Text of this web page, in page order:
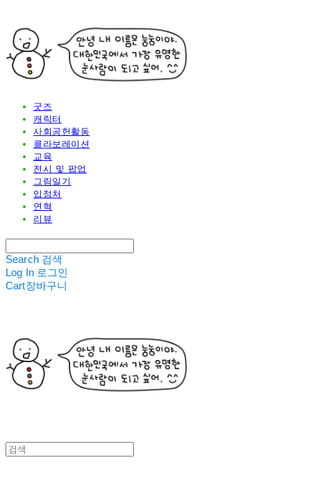
굿즈
캐릭터
사회공헌활동
콜라보레이션
교육
전시 및 팝업
그림일기
입점처
연혁
리뷰
Search 검색
Log In 로그인
Cart장바구니